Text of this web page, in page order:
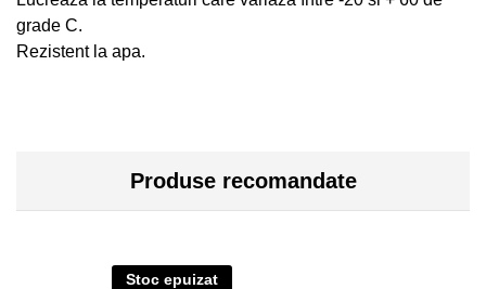
grade C.
Rezistent la apa.
Produse recomandate
Stoc epuizat